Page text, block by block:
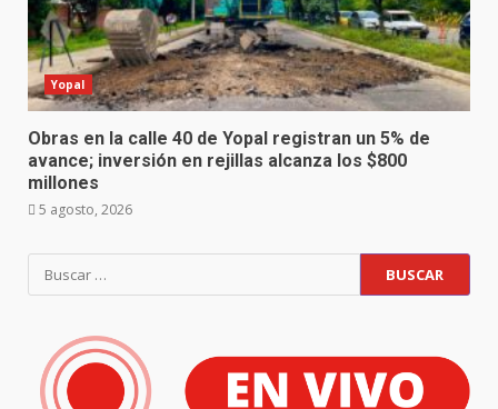
Yopal
Obras en la calle 40 de Yopal registran un 5% de
avance; inversión en rejillas alcanza los $800
millones
5 agosto, 2026